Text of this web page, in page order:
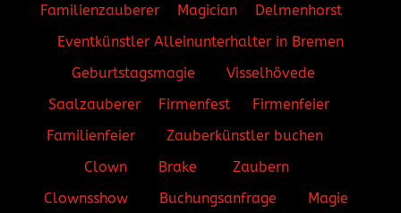
Familienzauberer
Magician
Delmenhorst
EventkünstlerAlleinunterhalter in Bremen
Geburtstagsmagie
Visselhövede
Saalzauberer
Firmenfest
Firmenfeier
Familienfeier
Zauberkünstler buchen
Clown
Brake
Zaubern
Clownsshow
Buchungsanfrage
Magie